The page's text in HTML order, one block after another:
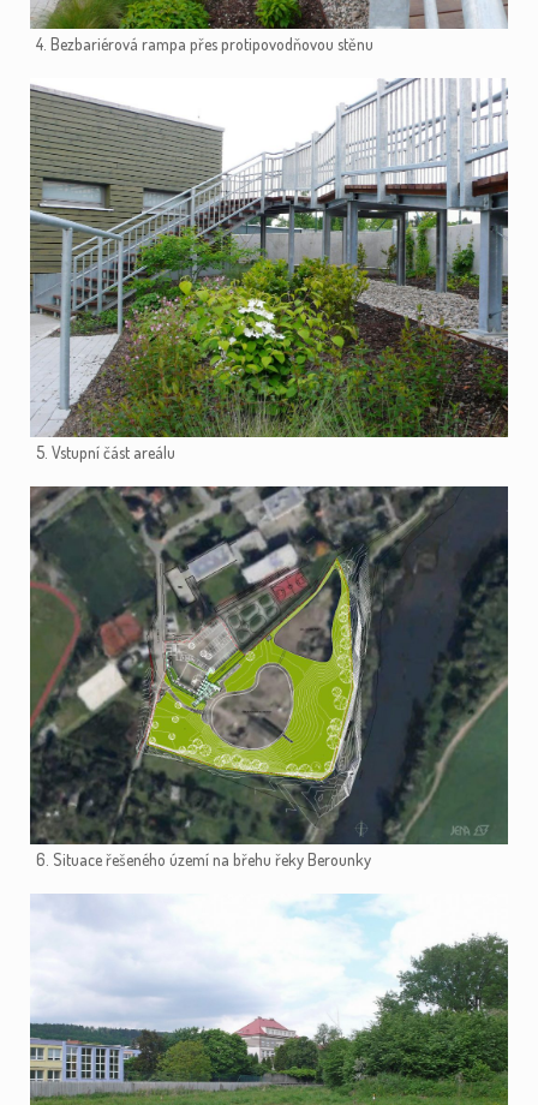
4. Bezbariérová rampa přes protipovodňovou stěnu
5. Vstupní část areálu
6. Situace řešeného území na břehu řeky Berounky